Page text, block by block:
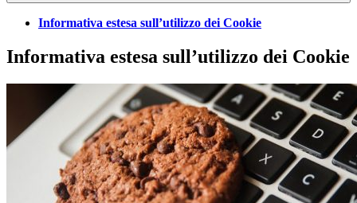
Informativa estesa sull’utilizzo dei Cookie
Informativa estesa sull’utilizzo dei Cookie